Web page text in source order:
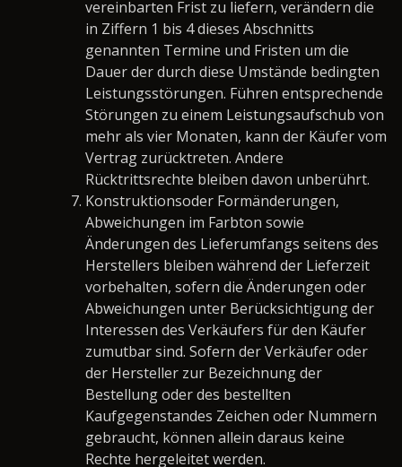
vereinbarten Frist zu liefern, verändern die
in Ziffern 1 bis 4 dieses Abschnitts
genannten Termine und Fristen um die
Dauer der durch diese Umstände bedingten
Leistungsstörungen. Führen entsprechende
Störungen zu einem Leistungsaufschub von
mehr als vier Monaten, kann der Käufer vom
Vertrag zurücktreten. Andere
Rücktrittsrechte bleiben davon unberührt.
Konstruktionsoder Formänderungen,
Abweichungen im Farbton sowie
Änderungen des Lieferumfangs seitens des
Herstellers bleiben während der Lieferzeit
vorbehalten, sofern die Änderungen oder
Abweichungen unter Berücksichtigung der
Interessen des Verkäufers für den Käufer
zumutbar sind. Sofern der Verkäufer oder
der Hersteller zur Bezeichnung der
Bestellung oder des bestellten
Kaufgegenstandes Zeichen oder Nummern
gebraucht, können allein daraus keine
Rechte hergeleitet werden.